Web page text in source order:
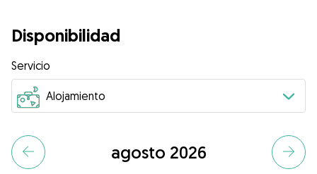
Disponibilidad
Servicio
agosto 2026